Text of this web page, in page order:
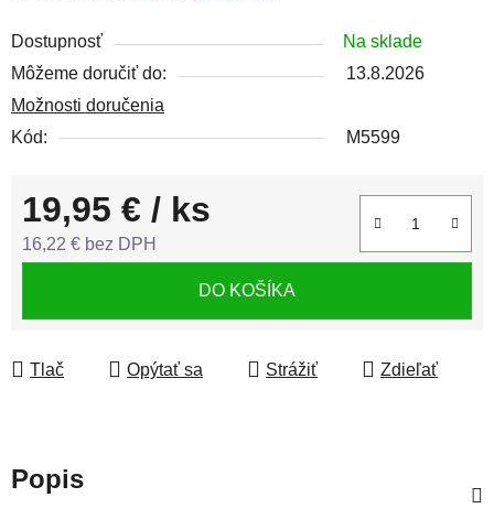
Dostupnosť
Na sklade
Môžeme doručiť do:
13.8.2026
Možnosti doručenia
Kód:
M5599
19,95 € / ks
16,22 € bez DPH
DO KOŠÍKA
Tlač Opýtať sa Strážiť Zdieľať
Popis